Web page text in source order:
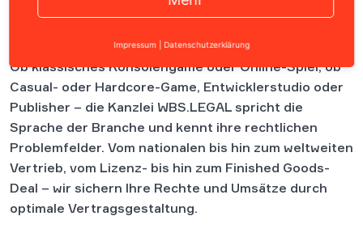
Inhalt
Ob klassisches Konsolengame oder Online-Spiel, ob
Casual- oder Hardcore-Game, Entwicklerstudio oder
Publisher – die Kanzlei WBS.LEGAL spricht die
Sprache der Branche und kennt ihre rechtlichen
Problemfelder. Vom nationalen bis hin zum weltweiten
Vertrieb, vom Lizenz- bis hin zum Finished Goods-
Deal – wir sichern Ihre Rechte und Umsätze durch
optimale Vertragsgestaltung.
Impressum Datenschutzerklärung